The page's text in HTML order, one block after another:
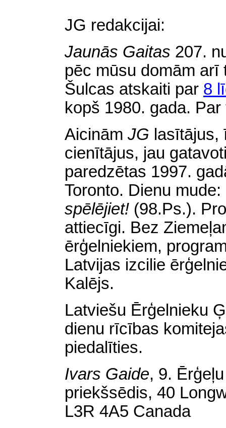
JG redakcijai:
Jaunās Gaitas 207.
pēc mūsu domām
Šulcas atskaiti par 8
kopš 1980. gada.
Aicinām JG
cienītājus, jau
paredzētas 1997.
Toronto. Dienu mude:
spēlējiet! (98.Ps.).
attiecīgi. Bez
ērģelniekiem,
Latvijas izcilie
Kalējs.
Latviešu Ērģelnieku
dienu rīcības
piedalīties.
Ivars Gaide, 9.
priekšsēdis, 40
L3R 4A5 Canada